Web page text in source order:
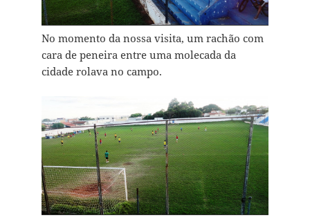
No momento da nossa visita, um rachão com
cara de peneira entre uma molecada da
cidade rolava no campo.